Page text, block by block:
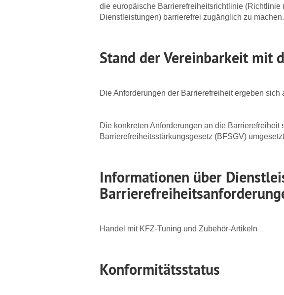
die europäische Barrierefreiheitsrichtlinie
Dienstleistungen) barrierefrei zugänglich zu machen.
Stand der Vereinbarkeit mit
Die Anforderungen der Barrierefreiheit ergeben
Die konkreten Anforderungen an die
Barrierefreiheitsstärkungsgesetz (BFSGV)
Informationen über
Handel mit KFZ-Tuning und Zubehör-Artikeln
Konformitätsstatus